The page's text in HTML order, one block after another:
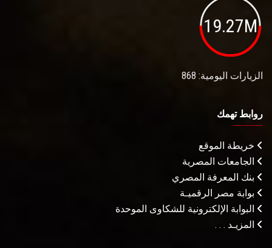
19.27M
الزيارات اليومية: 868
روابط تهمك
خريطة الموقع
الجامعات المصرية
بنك المعرفة المصري
بوابة مصر الرقميـة
البوابة الإلكترونية للشكاوى الموحدة
المزيـد . . .